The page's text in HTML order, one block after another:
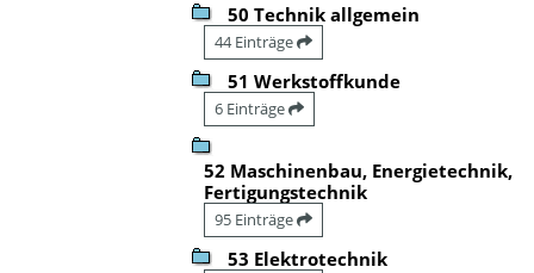
50 Technik allgemein
44 Einträge
51 Werkstoffkunde
6 Einträge
52 Maschinenbau, Energietechnik,
Fertigungstechnik
95 Einträge
53 Elektrotechnik